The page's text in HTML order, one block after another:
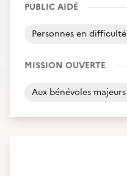
PUBLIC AIDÉ
Personnes en difficulté
MISSION OUVERTE
Aux bénévoles majeurs